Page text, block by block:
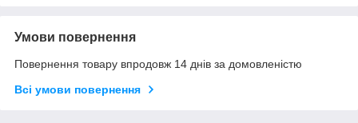
Умови повернення
Повернення товару впродовж 14 днів за домовленістю
Всі умови повернення